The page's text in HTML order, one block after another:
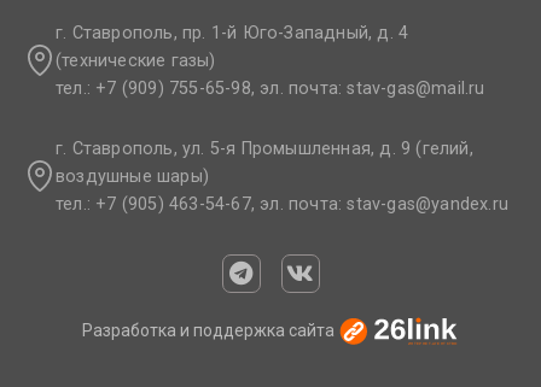
г. Ставрополь, пр. 1-й Юго-Западный, д. 4
(технические газы)
тел.: +7 (909) 755-65-98, эл. почта: stav-gas@mail.ru​
г. Ставрополь, ул. 5-я Промышленная, д. 9 (гелий,
воздушные шары)
тел.: +7 (905) 463-54-67, эл. почта: stav-gas@yandex.ru​
Разработка и поддержка сайта